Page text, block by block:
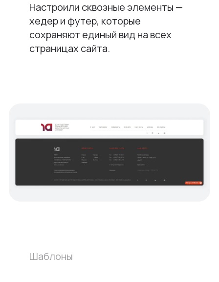
Настроили сквозные элементы —
хедер и футер, которые
сохраняют единый вид на всех
страницах сайта.
Шаблоны